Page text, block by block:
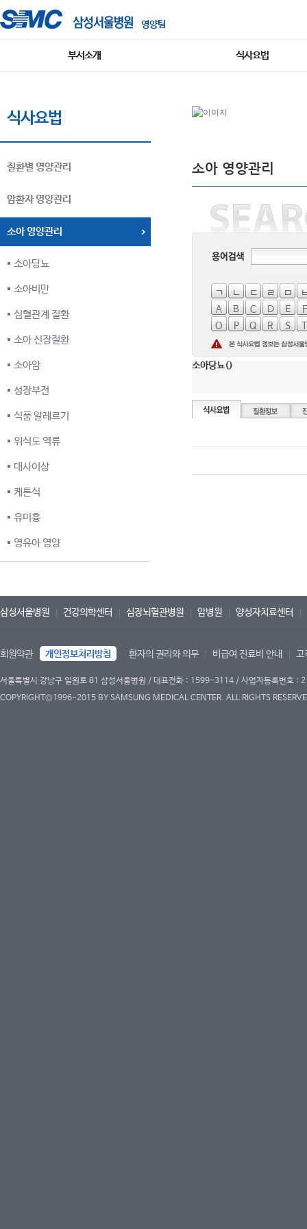
영양팀
부서소개 식사요법
식사요법
질환별 영양관리
암환자 영양관리
소아 영양관리
소아당뇨
소아비만
심혈관계 질환
소아 신장질환
소아암
성장부전
식품 알레르기
위식도 역류
대사이상
케톤식
유미흉
영유아 영양
소아 영양관리
ㄱ ㄴ ㄷ ㄹ ㅁ
A
B C D E
F
O
P Q R S T
소아당뇨()
삼성서울병원 건강의학센터 심장뇌혈관병원 암병원 양성자치료센터
회원약관 개인정보처리방침 환자의 권리와 의무 비급여 진료비 안내 고
서울특별시 강남구 일원로 81 삼성서울병원 / 대표전화 : 1599-3114 / 사업자등록번호
COPYRIGHT©1996-2015 BY SAMSUNG MEDICAL CENTER. ALL RIGHTS